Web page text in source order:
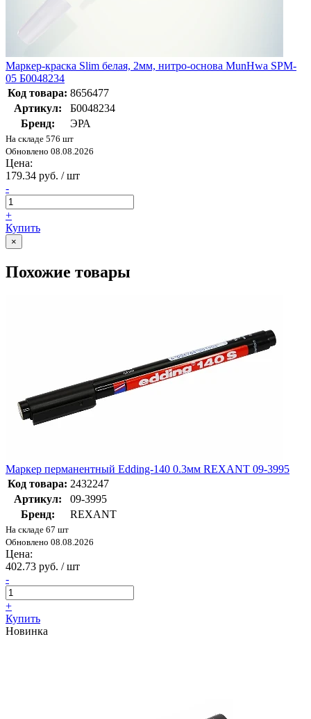
Маркер-краска Slim белая, 2мм, нитро-основа MunHwa SPM-
05 Б0048234
Код товара: 8656477
Артикул:
Б0048234
Бренд:
ЭРА
На складе 576 шт
Обновлено 08.08.2026
Цена:
179.34 руб. / шт
-
+
Купить
×
Похожие товары
Маркер перманентный Edding-140 0.3мм REXANT 09-3995
Код товара: 2432247
Артикул:
09-3995
Бренд:
REXANT
На складе 67 шт
Обновлено 08.08.2026
Цена:
402.73 руб. / шт
-
+
Купить
Новинка